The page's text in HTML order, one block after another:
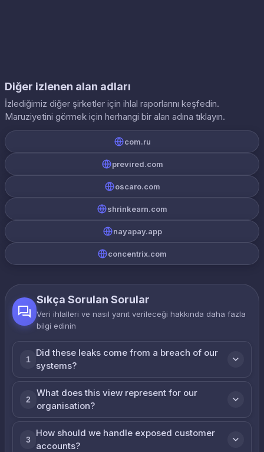
Diğer izlenen alan adları
İzlediğimiz diğer şirketler için ihlal raporlarını keşfedin.
Maruziyetini görmek için herhangi bir alan adına tıklayın.
com.ru
previred.com
oscaro.com
shrinkearn.com
nayapay.app
concentrix.com
Sıkça Sorulan Sorular
Veri ihlalleri ve nasıl yanıt verileceği hakkında daha fazla
bilgi edinin
1
Did these leaks come from a breach of our
systems?
2
What does this view represent for our
organisation?
3
How should we handle exposed customer
accounts?